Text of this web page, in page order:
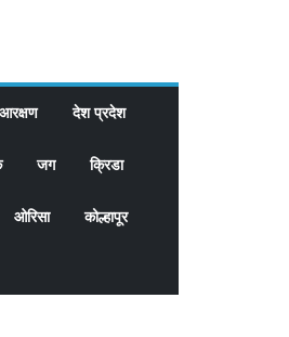
देश प्रदेश
जग क्रिडा
ओरिसा कोल्हापूर